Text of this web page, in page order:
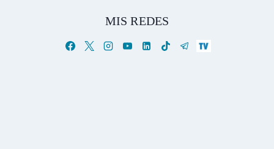
MIS REDES